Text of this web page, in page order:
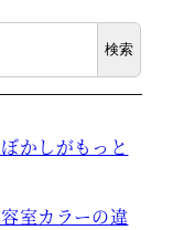
検索
かしがもっと
室カラーの違